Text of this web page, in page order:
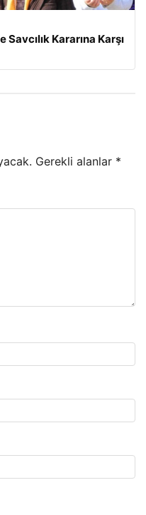
Savcılık Kararına Karşı
Gerekli alanlar *